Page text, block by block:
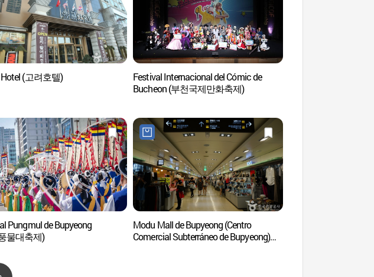
(고려호텔)
Festival Internacional del Cómic de
Bucheon (부천국제만화축제)
Pungmul de Bupyeong
물대축제)
Modu Mall de Bupyeong (Centro
Comercial Subterráneo de Bupyeong)